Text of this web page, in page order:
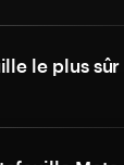
le plus